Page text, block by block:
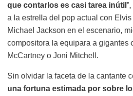
que contarlos es casi tarea inútil
a la estrella del pop actual con
Michael Jackson en el escenario,
compositora la equipara a gigantes
McCartney o Joni Mitchell.
Sin olvidar la faceta de la cantante
una fortuna estimada por sobre